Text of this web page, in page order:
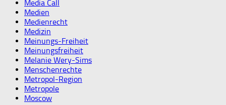
Media Call
Medien
Medienrecht
Medizin
Meinungs-Freiheit
Meinungsfreiheit
Melanie Wery-Sims
Menschenrechte
Metropol-Region
Metropole
Moscow